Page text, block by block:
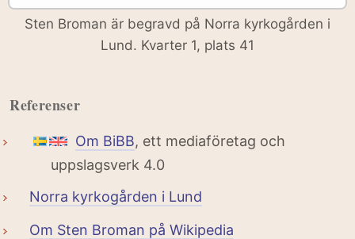
Sten Broman är begravd på Norra kyrkogården i
Lund. Kvarter 1, plats 41
Referenser
Om BiBB, ett mediaföretag och
uppslagsverk 4.0
Norra kyrkogården i Lund
Om Sten Broman på Wikipedia